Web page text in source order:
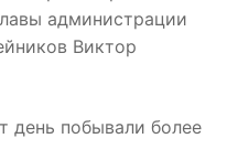
администрации
Виктор
побывали более